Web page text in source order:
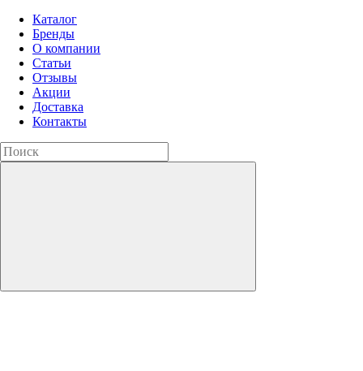
Каталог
Бренды
О компании
Статьи
Отзывы
Акции
Доставка
Контакты